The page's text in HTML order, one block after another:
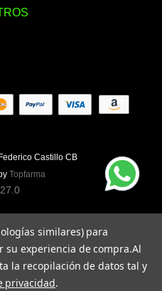
Castillo CB
Topfarma
similares) para
su experiencia de compra.Al
la recopilación de datos tal y
privacidad.